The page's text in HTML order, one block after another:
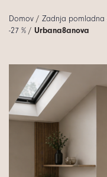
Domov / Zadnja pomladna
-27 % / Urbana8anova